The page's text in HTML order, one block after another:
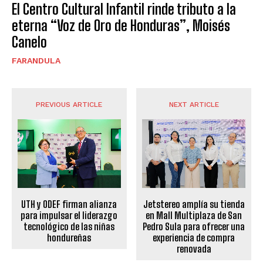
El Centro Cultural Infantil rinde tributo a la
eterna “Voz de Oro de Honduras”, Moisés
Canelo
FARANDULA
PREVIOUS ARTICLE
UTH y ODEF firman alianza
para impulsar el liderazgo
tecnológico de las niñas
hondureñas
NEXT ARTICLE
Jetstereo amplía su tienda
en Mall Multiplaza de San
Pedro Sula para ofrecer una
experiencia de compra
renovada